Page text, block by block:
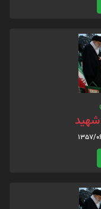
شهید